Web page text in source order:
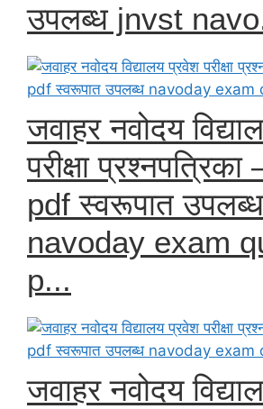
उपलब्ध jnvst
जवाहर नवोदय
परीक्षा
pdf स्वरूपात उपलब्ध
navoday exam
p...
जवाहर नवोदय